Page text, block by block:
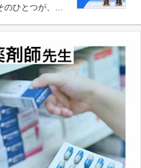
ひとつが、
岐にわたる医療
管理できるこ
な武器になりま